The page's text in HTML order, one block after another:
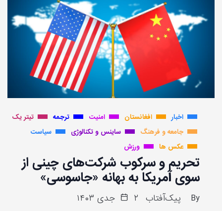
اخبار افغانستان امنیت ترجمه
تیتر یک
جامعه و فرهنگ
ساینس و تکنالوژی
سیاست
عکس ها
ورزش
تحریم و سرکوب شرکت‌های چینی از
سوی آمریکا به بهانه «جاسوسی»
By پیک‌آفتاب
۲ جدی ۱۴۰۳